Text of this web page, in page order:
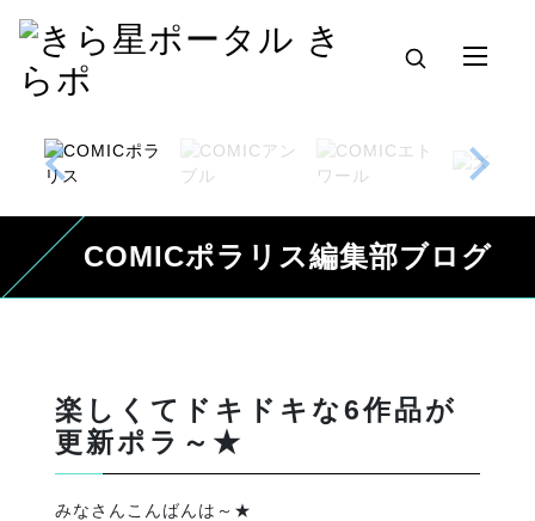
COMICポラリス編集部ブログ
楽しくてドキドキな6作品が
更新ポラ～★
みなさんこんばんは～★